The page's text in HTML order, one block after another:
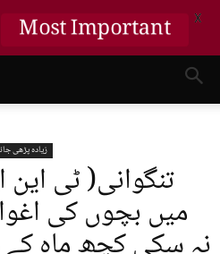
زیادہ پڑھی
تنگوانی( ٹی
میں بچوں کی
Most Important X